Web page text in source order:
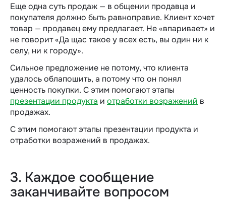
Еще одна суть продаж — в общении продавца и
покупателя должно быть равноправие. Клиент хочет
товар — продавец ему предлагает. Не «впаривает» и
не говорит «Да щас такое у всех есть, вы один ни к
селу, ни к городу».
Сильное предложение не потому, что клиента
удалось облапошить, а потому что он понял
ценность покупки. С этим помогают этапы
презентации продукта и отработки возражений в
продажах.
С этим помогают этапы презентации продукта и
отработки возражений в продажах.
3. Каждое сообщение
заканчивайте вопросом